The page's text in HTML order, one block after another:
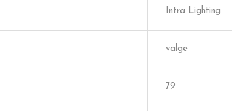
Intra Lighting
valge
79